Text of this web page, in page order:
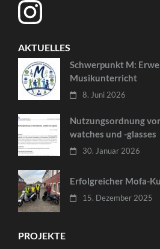
AKTUELLES
Schwerpunkt M:
Musikunterricht
8. Juni 2026
Nutzungsordnung
watches und -glasses
30. Januar 2026
Erfolgreicher Mofa-
15. Dezember 2025
PROJEKTE